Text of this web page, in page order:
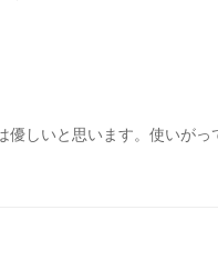
しいと思います。使いがっ